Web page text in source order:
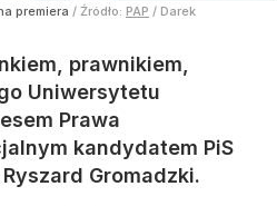
premiera / Źródło: PAP / Darek
prawnikiem,
Uniwersytetu
Prawa
kandydatem PiS
Gromadzki.